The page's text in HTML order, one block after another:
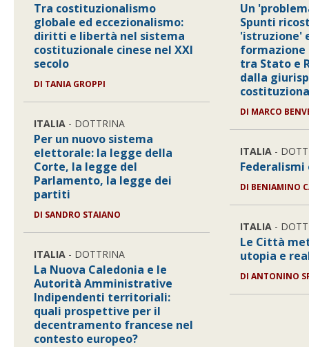
Tra costituzionalismo
globale ed eccezionalismo:
diritti e libertà nel sistema
costituzionale cinese nel XXI
secolo
DI TANIA GROPPI
ITALIA - DOTTRINA
Per un nuovo sistema
elettorale: la legge della
Corte, la legge del
Parlamento, la legge dei
partiti
DI SANDRO STAIANO
ITALIA - DOTTRINA
La Nuova Caledonia e le
Autorità Amministrative
Indipendenti territoriali:
quali prospettive per il
decentramento francese nel
contesto europeo?
Un
Spunti
'istruzione'
formazione
tra Stato e
dalla
DI MARCO
ITALIA -
DI BENIAMINO
ITALIA -
Le Città
utopia e
DIANTONINO